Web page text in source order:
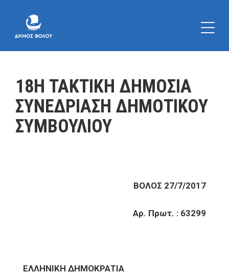
18Η ΤΑΚΤΙΚΗ ΔΗΜΟΣΙΑ
ΣΥΝΕΔΡΙΑΣΗ ΔΗΜΟΤΙΚΟΥ
ΣΥΜΒΟΥΛΙΟΥ
ΒΟΛΟΣ 27/7/2017
Αρ. Πρωτ. : 63299
ΕΛΛΗΝΙΚΗ ΔΗΜΟΚΡΑΤΙΑ